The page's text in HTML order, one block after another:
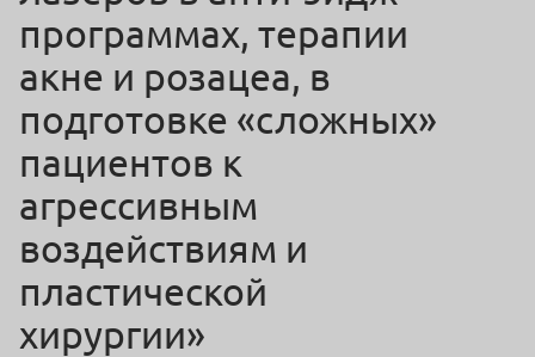
программах, терапии
акне и розацеа, в
подготовке «сложных»
пациентов к
агрессивным
воздействиям и
пластической
хирургии»